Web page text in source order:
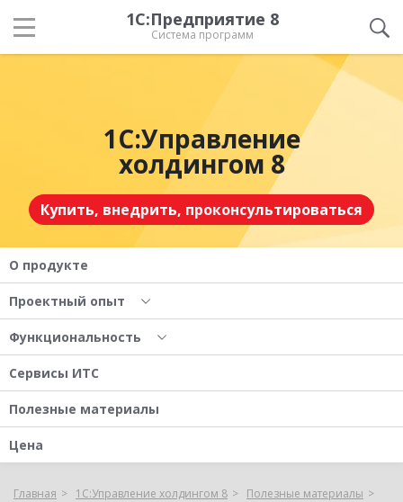
1С:Предприятие 8
Система программ
1С:Управление
холдингом 8
Купить, внедрить, проконсультироваться
О продукте
Проектный опыт
Функциональность
Сервисы ИТС
Полезные материалы
Цена
Главная 1С:Управление холдингом 8
Полезные материалы